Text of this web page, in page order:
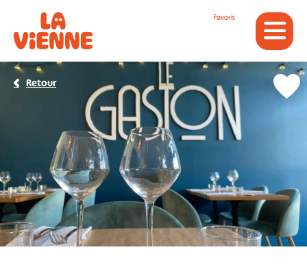
Favoris
Retour